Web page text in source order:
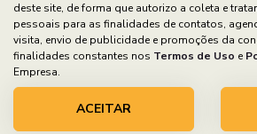
deste site, de forma que autorizo a coleta e
pessoais para as finalidades de contatos,
visita, envio de publicidade e promoções da
finalidades constantes nos Termos de Uso e
Empresa.
ACEITAR